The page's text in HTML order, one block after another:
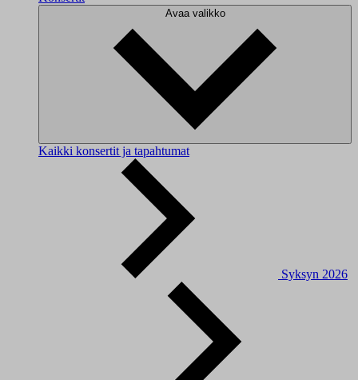
Avaa valikko
Kaikki konsertit ja tapahtumat
Syksyn 2026